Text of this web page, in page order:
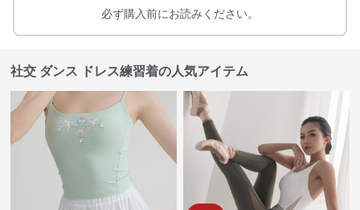
必ず購入前にお読みください。
社交 ダンス ドレス練習着の人気アイテム